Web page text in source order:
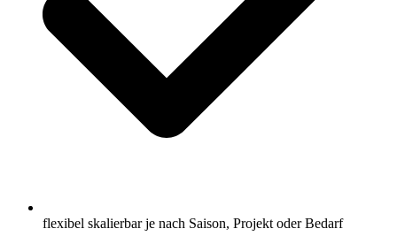
flexibel skalierbar je nach Saison, Projekt oder Bedarf